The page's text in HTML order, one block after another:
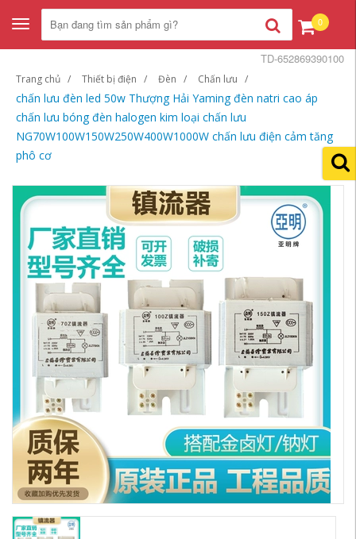
Toggle
navigation
0
Trang chủ Thiết bị điện Đèn Chấn lưu
chấn lưu đèn led 50w Thượng Hải Yaming đèn natri cao áp
chấn lưu bóng đèn halogen kim loại chấn lưu
NG70W100W150W250W400W1000W chấn lưu điện cảm tăng
phô cơ
TD-652869390100